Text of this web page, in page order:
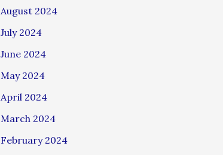
August 2024
July 2024
June 2024
May 2024
April 2024
March 2024
February 2024